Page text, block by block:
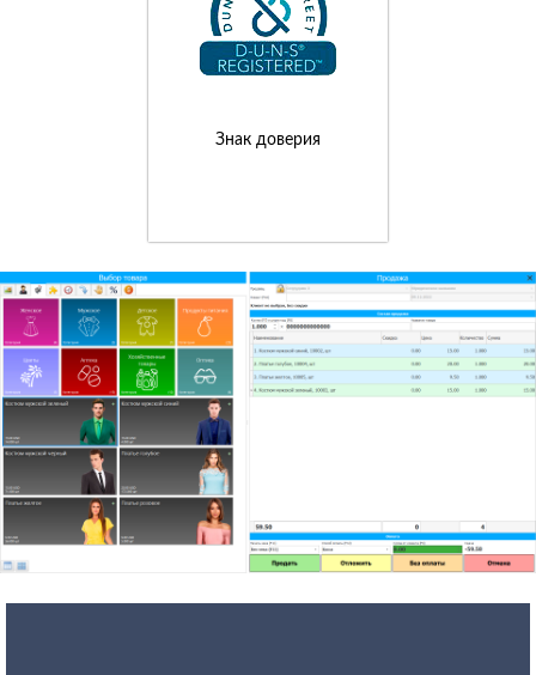
Знак доверия